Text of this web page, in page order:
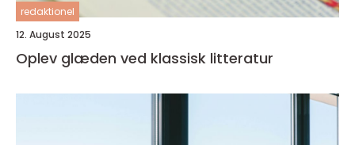
redaktionel
12. August 2025
Oplev glæden ved klassisk litteratur